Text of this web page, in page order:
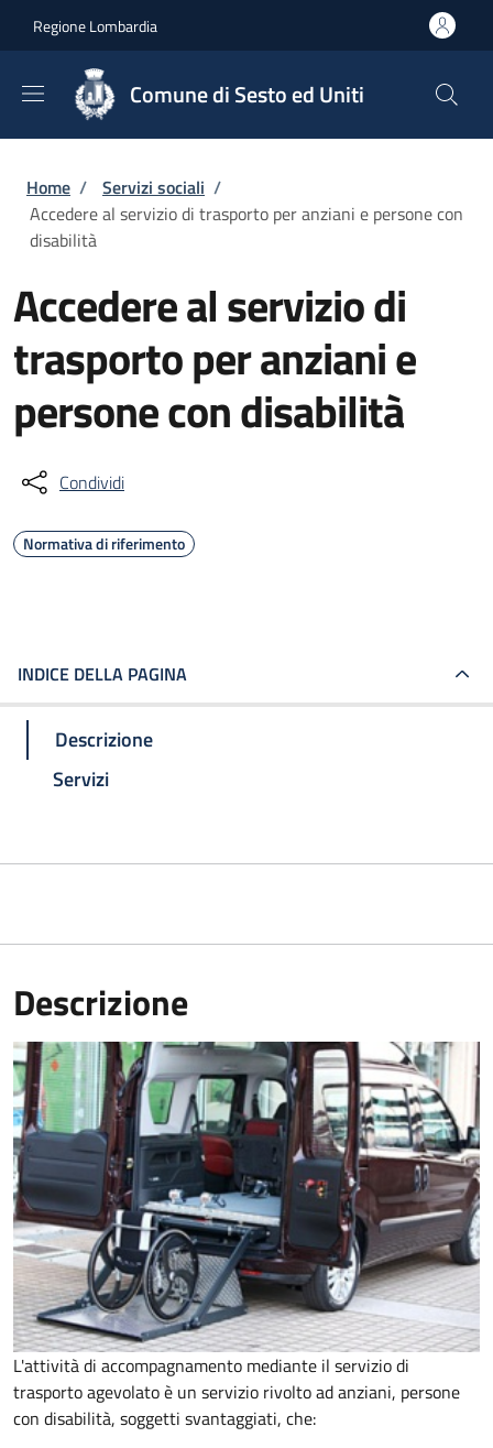
Regione Lombardia
Comune di Sesto ed Uniti
Briciole di pane
Home / Servizi sociali /
Accedere al servizio di trasporto per anziani e persone con
disabilità
Accedere al servizio di
trasporto per anziani e
persone con disabilità
Condividi
Normativa di riferimento
INDICE DELLA PAGINA
Descrizione
Servizi
Descrizione
L'attività di accompagnamento mediante il servizio di
trasporto agevolato è un servizio rivolto ad anziani, persone
con disabilità, soggetti svantaggiati, che: